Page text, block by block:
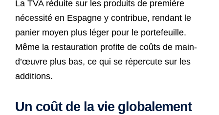
La TVA réduite sur les produits de première
nécessité en Espagne y contribue, rendant le
panier moyen plus léger pour le portefeuille.
Même la restauration profite de coûts de main-
d’œuvre plus bas, ce qui se répercute sur les
additions.
Un coût de la vie globalement